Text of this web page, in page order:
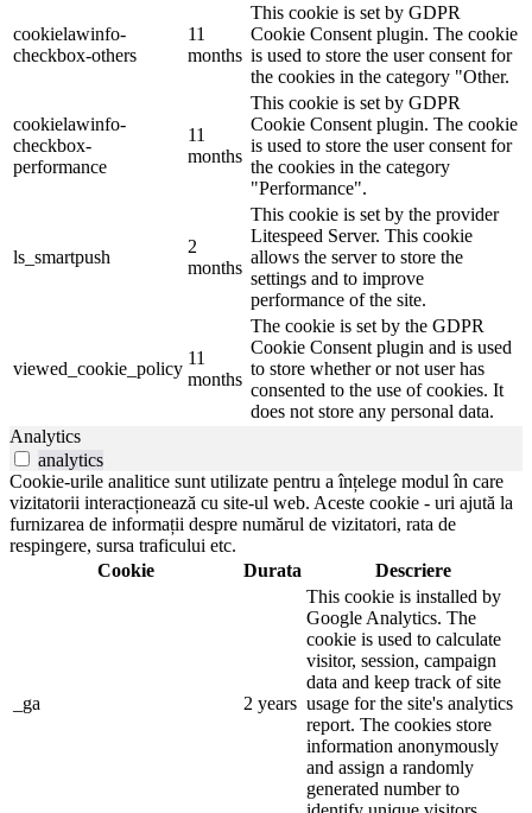
cookielawinfo-
checkbox-others
11
months
This cookie is set by GDPR
Cookie Consent plugin. The cookie
is used to store the user consent for
the cookies in the category "Other.
cookielawinfo-
checkbox-
performance
11
months
This cookie is set by GDPR
Cookie Consent plugin. The cookie
is used to store the user consent for
the cookies in the category
"Performance".
ls_smartpush
2
months
This cookie is set by the provider
Litespeed Server. This cookie
allows the server to store the
settings and to improve
performance of the site.
viewed_cookie_policy
11
months
The cookie is set by the GDPR
Cookie Consent plugin and is used
to store whether or not user has
consented to the use of cookies. It
does not store any personal data.
Analytics
analytics
Cookie-urile analitice sunt utilizate pentru a înțelege modul în care
vizitatorii interacționează cu site-ul web. Aceste cookie - uri ajută la
furnizarea de informații despre numărul de vizitatori, rata de
respingere, sursa traficului etc.
Cookie
Durata Descriere
_ga 2 years
This cookie is installed by
Google Analytics. The
cookie is used to calculate
visitor, session, campaign
data and keep track of site
usage for the site's analytics
report. The cookies store
information anonymously
and assign a randomly
generated number to